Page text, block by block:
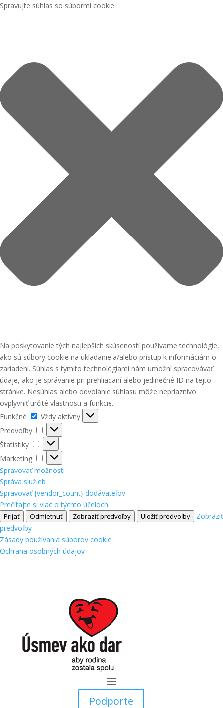
Spravujte súhlas so súbormi cookie
Na poskytovanie tých najlepších skúseností používame technológie,
ako sú súbory cookie na ukladanie a/alebo prístup k informáciám o
zariadení. Súhlas s týmito technológiami nám umožní spracovávať
údaje, ako je správanie pri prehliadaní alebo jedinečné ID na tejto
stránke. Nesúhlas alebo odvolanie súhlasu môže nepriaznivo
ovplyvniť určité vlastnosti a funkcie.
Funkčné
Funkčné
Vždy aktívny
Predvoľby
Predvoľby
Štatistiky
Štatistiky
Marketing
Marketing
Spravovať možnosti
Správa služieb
Spravovať {vendor_count} dodávateľov
Prečítajte si viac o týchto účeloch
Prijať Odmietnuť Zobraziť predvoľby Uložiť predvoľby
Zobraziť
predvoľby
Zásady používania súborov cookie
Ochrana osobných údajov
Podporte